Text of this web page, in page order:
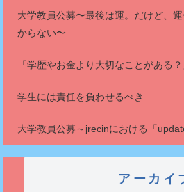
大学教員公募〜最後は運。だけど、
からない〜
「学歴やお金より大切なことがある？
学生には責任を負わせるべき
大学教員公募～jrecinにおける「
アーカイ